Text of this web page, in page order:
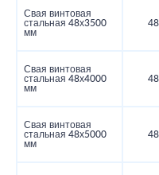
Свая винтовая
стальная 48х3500
мм
48
Свая винтовая
стальная 48х4000
мм
48
Свая винтовая
стальная 48х5000
мм
48